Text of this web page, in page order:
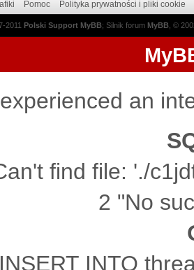
Pomoc Polityka prywatności i pliki cookie
2011 Polski Support MyBB; Silnik forum MyBB , ©
an
find file: './
2 "No
INSERT INTO